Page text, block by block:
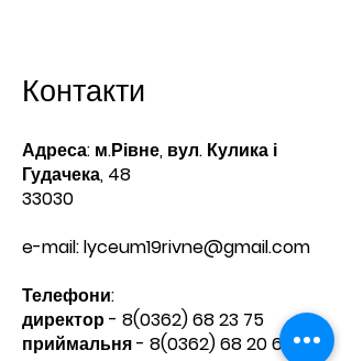
Контакти
Адреса: м.Рівне, вул. Кулика і
Гудачека, 48
33030
e-mail:lyceum19rivne@gmail.com
Телефони:​
директор - 8(0362) 68 23 75
приймальня - 8(0362) 68 20 60